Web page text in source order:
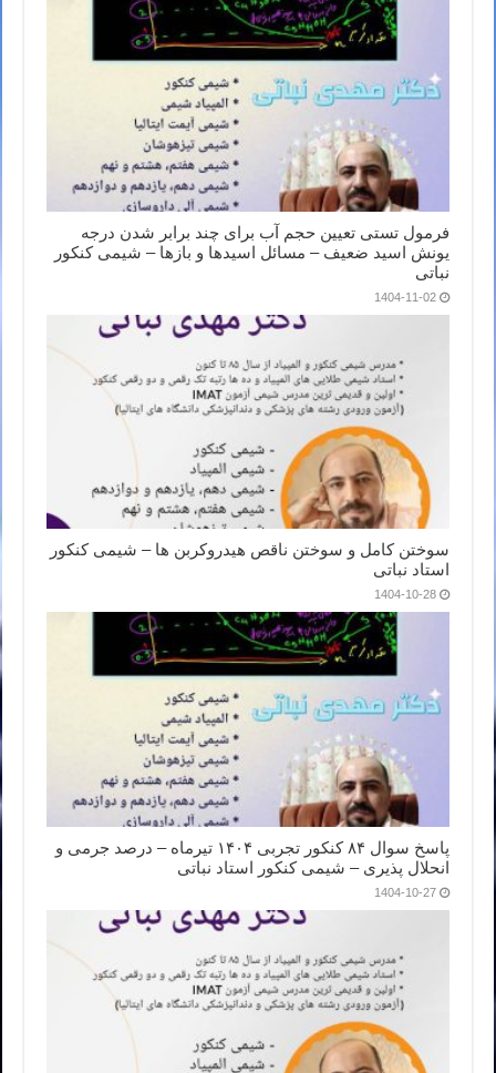
فرمول تستی تعیین حجم آب برای چند برابر شدن درجه
یونش اسید ضعیف – مسائل اسیدها و بازها – شیمی کنکور
نباتی
1404-11-02
سوختن کامل و سوختن ناقص هیدروکربن ها – شیمی کنکور
استاد نباتی
1404-10-28
پاسخ سوال ۸۴ کنکور تجربی ۱۴۰۴ تیرماه – درصد جرمی و
انحلال پذیری – شیمی کنکور استاد نباتی
1404-10-27